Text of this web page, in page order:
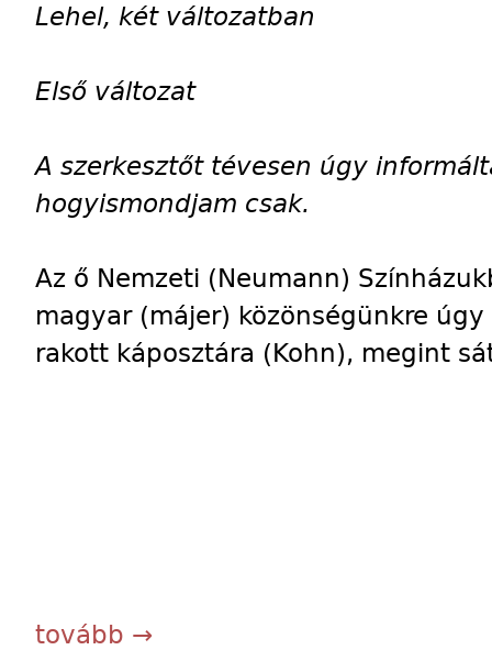
Lehel, két változatban
Első változat
A szerkesztőt tévesen úgy
hogyismondjam csak.
Az ő Nemzeti (Neumann)
magyar (májer) közönségünkre
rakott káposztára (Kohn), megint
tovább →